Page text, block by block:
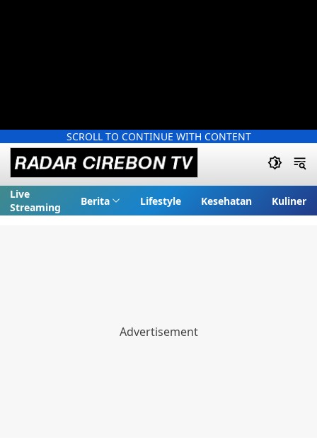
SCROLL TO CONTINUE WITH CONTENT
Live
Streaming
Berita Lifestyle Kesehatan Kuliner